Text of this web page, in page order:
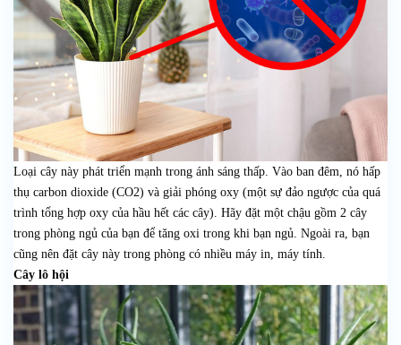
Loại cây này phát triển mạnh trong ánh sáng thấp. Vào ban đêm, nó hấp
thụ carbon dioxide (CO2) và giải phóng oxy (một sự đảo ngược của quá
trình tổng hợp oxy của hầu hết các cây). Hãy đặt một chậu gồm 2 cây
trong phòng ngủ của bạn để tăng oxi trong khi bạn ngủ. Ngoài ra, bạn
cũng nên đặt cây này trong phòng có nhiều máy in, máy tính.
Cây lô hội